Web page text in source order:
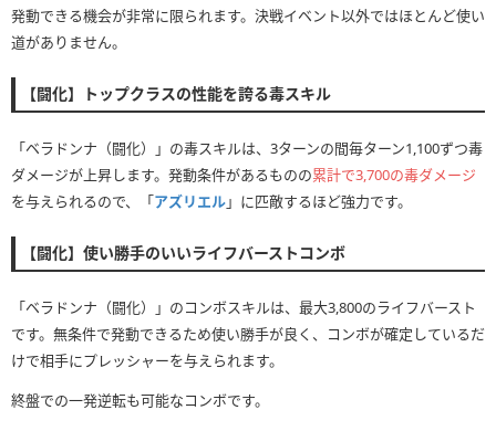
発動できる機会が非常に限られます。決戦イベント以外ではほとんど使い
道がありません。
【闘化】トップクラスの性能を誇る毒スキル
「ベラドンナ（闘化）」の毒スキルは、3ターンの間毎ターン1,100ずつ毒
ダメージが上昇します。発動条件があるものの累計で3,700の毒ダメージ
を与えられるので、「アズリエル」に匹敵するほど強力です。
【闘化】使い勝手のいいライフバーストコンボ
「ベラドンナ（闘化）」のコンボスキルは、最大3,800のライフバースト
です。無条件で発動できるため使い勝手が良く、コンボが確定しているだ
けで相手にプレッシャーを与えられます。
終盤での一発逆転も可能なコンボです。